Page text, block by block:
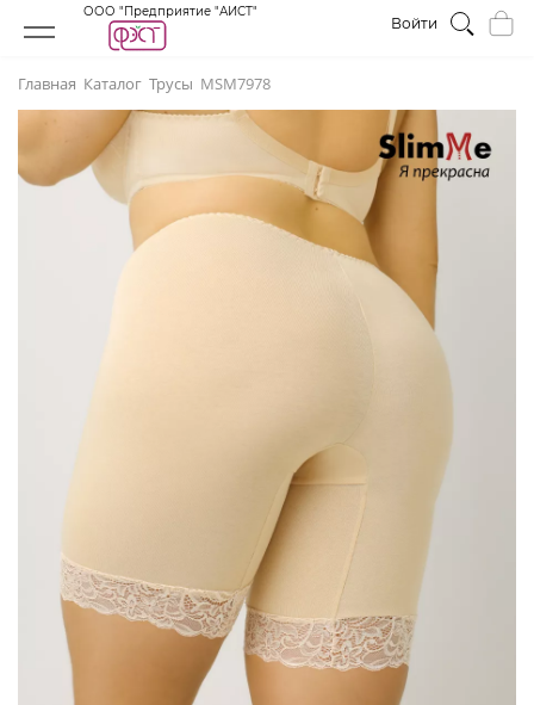
ООО "Предприятие "АИСТ"
Войти
Главная Каталог Трусы МSM7978